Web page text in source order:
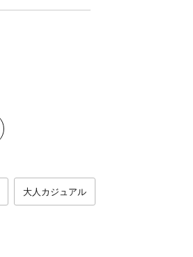
大人カジュアル